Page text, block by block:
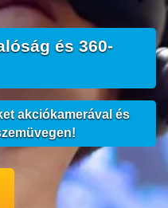
és 360-
akciókamerával és